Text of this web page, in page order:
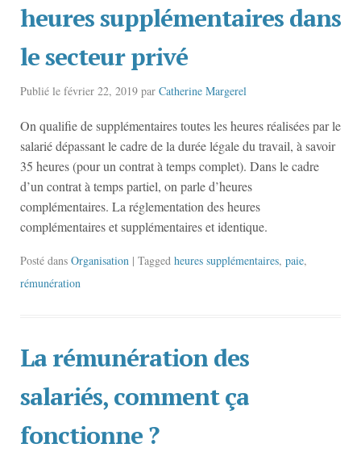
heures supplémentaires dans
le secteur privé
Publié le février 22, 2019 par Catherine Margerel
On qualifie de supplémentaires toutes les heures réalisées par le
salarié dépassant le cadre de la durée légale du travail, à savoir
35 heures (pour un contrat à temps complet). Dans le cadre
d’un contrat à temps partiel, on parle d’heures
complémentaires. La réglementation des heures
complémentaires et supplémentaires et identique.
Posté dans Organisation | Tagged heures supplémentaires, paie,
rémunération
La rémunération des
salariés, comment ça
fonctionne ?